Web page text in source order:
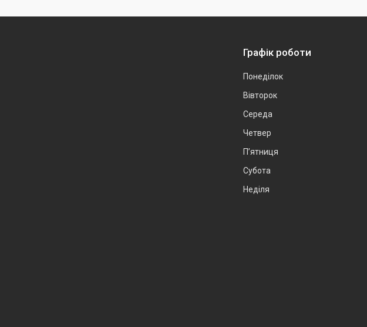
Графік роботи
Понеділок
Вівторок
Середа
Четвер
Пʼятниця
Субота
Неділя